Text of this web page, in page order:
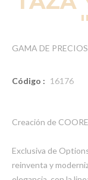
GAMA DE
Código : 16176
Creación de
Exclusiva de
reinventa y